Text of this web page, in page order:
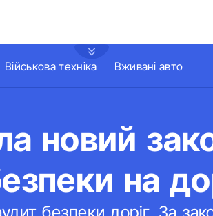
Військова техніка Вживані авто
новий
на